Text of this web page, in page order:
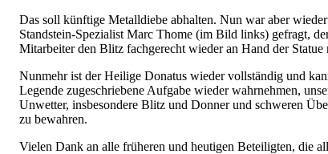
Das soll künftige Metalldiebe abhalten. Nun war aber
Standstein-Spezialist Marc Thome (im Bild links) gefragt,
Mitarbeiter den Blitz fachgerecht wieder an Hand der Statue
Nunmehr ist der Heilige Donatus wieder vollständig und
Legende zugeschriebene Aufgabe wieder wahrnehmen,
Unwetter, insbesondere Blitz und Donner und schweren
zu bewahren.
Vielen Dank an alle früheren und heutigen Beteiligten, die